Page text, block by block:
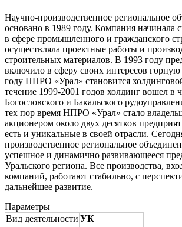
Научно-производственное региональное
основано в 1989 году. Компания начинала
в сфере промышленного и гражданского
осуществляла проектные работы и
строительных материалов. В 1993 году
включило в сферу своих интересов горную
году НПРО «Урал» становится
течение 1999-2001 годов холдинг вошел в
Богословского и Бакальского
тех пор время НПРО «Урал» стало
акционером около двух десятков
есть и уникальные в своей отрасли.
производственное региональное
успешное и динамично развивающееся
Уральского региона. Все производства,
компаний, работают стабильно, с
дальнейшее развитие.
Параметры
Вид деятельности УК